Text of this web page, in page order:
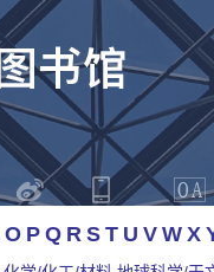
O P Q R S T U V W X